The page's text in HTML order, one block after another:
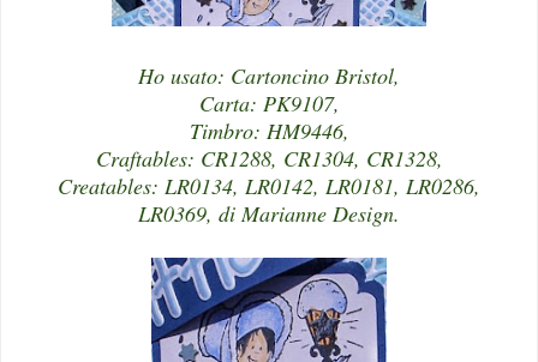
Ho usato: Cartoncino Bristol,
Carta: PK9107,
Timbro: HM9446,
Craftables: CR1288, CR1304, CR1328,
Creatables: LR0134, LR0142, LR0181, LR0286,
LR0369, di Marianne Design.